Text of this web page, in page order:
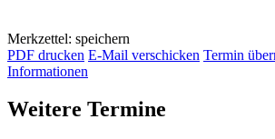
Merkzettel: speichern
PDF drucken E-Mail verschicken Termin
Informationen
Weitere Termine